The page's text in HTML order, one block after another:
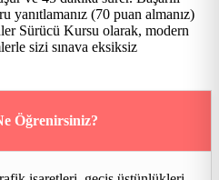
yanıtlamanız (70 puan almanız)
Sürücü Kursu olarak, modern
sizi sınava eksiksiz
Öğrenirsiniz?